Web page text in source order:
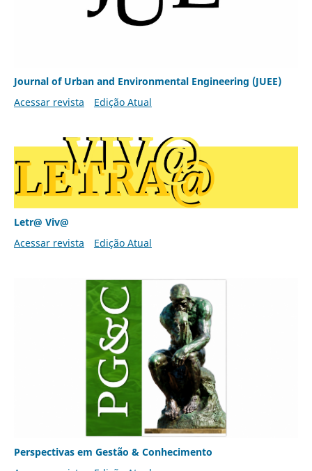
Journal of Urban and Environmental Engineering (JUEE)
Acessar revista
Edição Atual
Letr@ Viv@
Acessar revista
Edição Atual
Perspectivas em Gestão & Conhecimento